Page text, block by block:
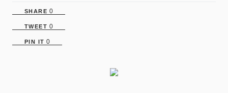
SHARE 0
TWEET 0
PIN IT 0